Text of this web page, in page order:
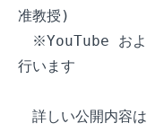
准教授)
※YouTube およ
行います
詳しい公開内容